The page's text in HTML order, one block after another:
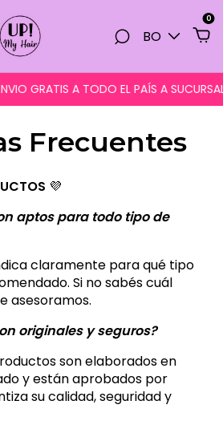
BO
0
GRATIS A TODO EL PAÍS A
Frecuentes
💜
aptos para todo tipo de
claramente para qué tipo
Si no sabés cuál
asesoramos.
originales y seguros?
son elaborados en
y están aprobados por
su calidad, seguridad y